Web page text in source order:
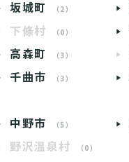
坂城町 （2）
下條村 （0）
高森町 （3）
千曲市 （3）
中野市 （5）
野沢温泉村 （0）